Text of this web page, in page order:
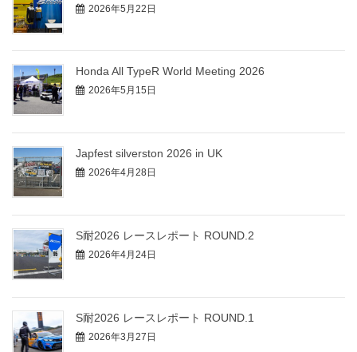
2026年5月22日
Honda All TypeR World Meeting 2026
2026年5月15日
Japfest silverston 2026 in UK
2026年4月28日
S耐2026 レースレポート ROUND.2
2026年4月24日
S耐2026 レースレポート ROUND.1
2026年3月27日